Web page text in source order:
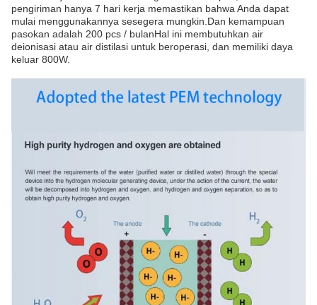
pengiriman hanya 7 hari kerja memastikan bahwa Anda dapat
mulai menggunakannya sesegera mungkin.Dan kemampuan
pasokan adalah 200 pcs / bulanHal ini membutuhkan air
deionisasi atau air distilasi untuk beroperasi, dan memiliki daya
keluar 800W.